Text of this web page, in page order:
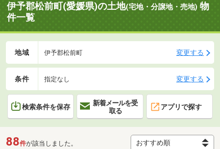
伊予郡松前町(愛媛県)の土地(宅地・分譲地・売地) 物
件一覧
地域 伊予郡松前町 変更する
条件 指定なし 変更する
検索条件を保存
新着メールを受
取る
アプリで探す
88件が該当しました。